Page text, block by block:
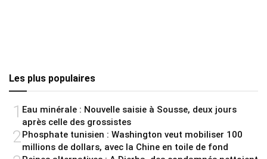
Les plus populaires
1 Eau minérale : Nouvelle saisie à Sousse, deux jours
après celle des grossistes
2 Phosphate tunisien : Washington veut mobiliser 100
millions de dollars, avec la Chine en toile de fond